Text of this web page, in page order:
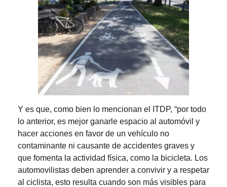
Y es que, como bien lo mencionan el ITDP, “por todo
lo anterior, es mejor ganarle espacio al automóvil y
hacer acciones en favor de un vehículo no
contaminante ni causante de accidentes graves y
que fomenta la actividad física, como la bicicleta. Los
automovilistas deben aprender a convivir y a respetar
al ciclista, esto resulta cuando son más visibles para